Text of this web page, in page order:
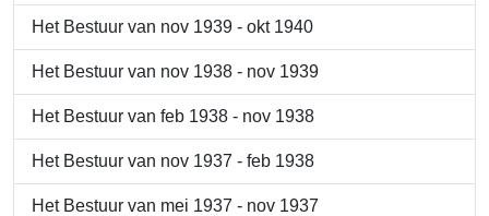
Het Bestuur van nov 1939 - okt 1940
Het Bestuur van nov 1938 - nov 1939
Het Bestuur van feb 1938 - nov 1938
Het Bestuur van nov 1937 - feb 1938
Het Bestuur van mei 1937 - nov 1937